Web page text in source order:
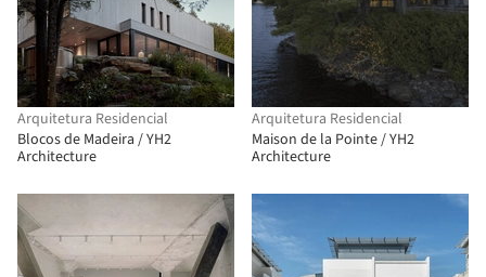
Arquitetura Residencial
Blocos de Madeira / YH2
Architecture
Arquitetura Residencial
Maison de la Pointe / YH2
Architecture